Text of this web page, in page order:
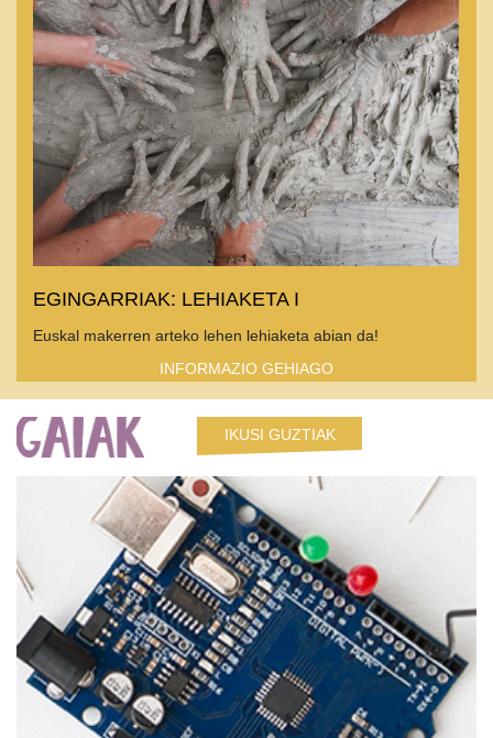
EGINGARRIAK: LEHIAKETA I
Euskal makerren arteko lehen lehiaketa abian da!
INFORMAZIO GEHIAGO
IKUSI GUZTIAK